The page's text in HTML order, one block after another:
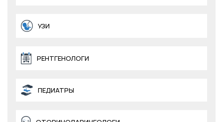
УЗИ
РЕНТГЕНОЛОГИ
ПЕДИАТРЫ